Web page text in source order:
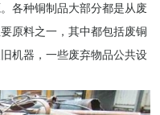
各种铜制品大部分都是从废
原料之一，其中都包括废铜
机器，一些废弃物品公共设